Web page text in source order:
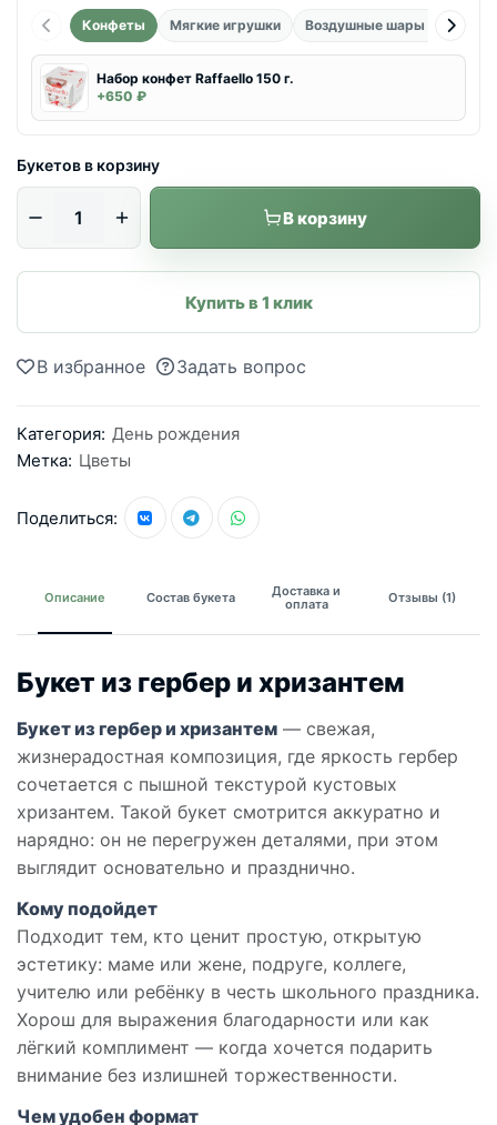
Конфеты Мягкие игрушки Воздушные шары
Набор конфет Raffaello 150 г.
+650 ₽
Букетов в корзину
В корзину
Купить в 1 клик
В избранное Задать вопрос
Категория: День рождения
Метка: Цветы
Поделиться:
Описание Состав букета
Доставка и
оплата
Отзывы (1)
Букет из гербер и хризантем
Букет из гербер и хризантем — свежая,
жизнерадостная композиция, где яркость гербер
сочетается с пышной текстурой кустовых
хризантем. Такой букет смотрится аккуратно и
нарядно: он не перегружен деталями, при этом
выглядит основательно и празднично.
Кому подойдет
Подходит тем, кто ценит простую, открытую
эстетику: маме или жене, подруге, коллеге,
учителю или ребёнку в честь школьного праздника.
Хорош для выражения благодарности или как
лёгкий комплимент — когда хочется подарить
внимание без излишней торжественности.
Чем удобен формат